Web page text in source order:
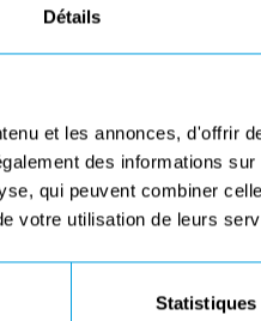
Détails
et les annonces, d'offrir
des informations
qui peuvent combiner
votre utilisation de leurs
Statistiques